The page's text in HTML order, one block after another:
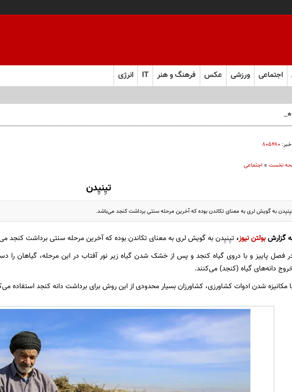
اجتماعی ورزشی عکس فرهنگ و هنر IT انرژی
۸۰۵۴۸۰
نخست» اجتماعی
تیِنیِدن
به گویش لری به معنای تکاندن بوده که آخرین مرحله سنتی برداشت کنجد می‌باشد.
گزارشبولتن نیوز، تیِنیِدن به گویش لری به معنای تکاندن بوده که آخرین مرحله سنتی برداشت کنجد
فصل پاییز و با دروی گیاه کنجد و پس از خشک شدن گیاه زیر نور آفتاب در این مرحله، گیاهان را
دانه‌های گیاه (کنجد) می‌کنند.
مکانیزه شدن ادوات کشاورزی، کشاورزان بسیار محدودی از این روش برای برداشت دانه کنجد استفاده